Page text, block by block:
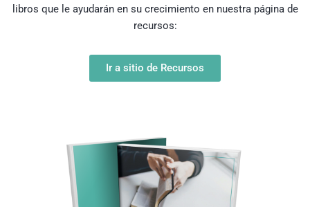
libros que le ayudarán en su crecimiento en nuestra página de
recursos:
Ir a sitio de Recursos